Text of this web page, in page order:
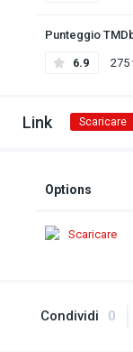
Punteggio
6.9 275
Link Scaricare
Options
Scaricare
Condividi 0